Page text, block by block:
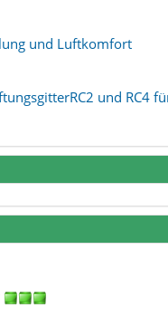
und Luftkomfort
und RC4